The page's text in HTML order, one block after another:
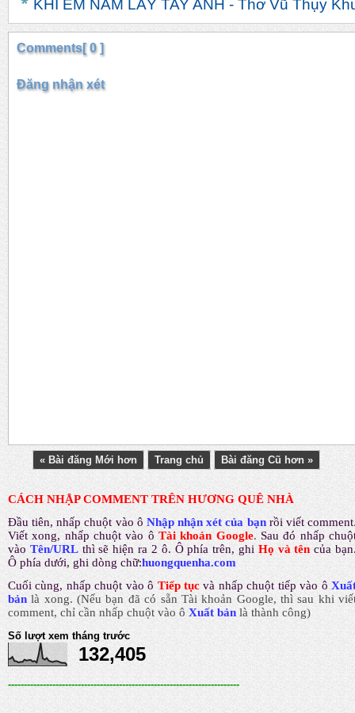
KHI EM NĂM LẤY TAY ANH - Thơ Vũ Thụy
Comments[ 0 ]
Đăng nhận xét
« Bài đăng Mới hơn Trang chủ Bài đăng Cũ hơn »
CÁCH NHẬP COMMENT TRÊN HƯƠNG QUÊ NHÀ
Đầu tiên, nhấp chuột vào ô Nhập nhận xét của bạn rồi viết comment
Viết xong, nhấp chuột vào ô Tài khoản Google. Sau đó nhấp
vào Tên/URL thì sẽ hiện ra 2 ô. Ô phía trên, ghi Họ và tên của
Ô phía dưới, ghi dòng chữ:huongquenha.com
Cuối cùng, nhấp chuột vào ô Tiếp tục và nhấp chuột tiếp vào ô
bản là xong.(Nếu bạn đã có sẵn Tài khoản Google, thì sau khi
comment, chỉ cần nhấp chuột vào ô Xuất bảnlà thành công)
Số lượt xem tháng trước
132,405
-------------------------------------------------------------------------